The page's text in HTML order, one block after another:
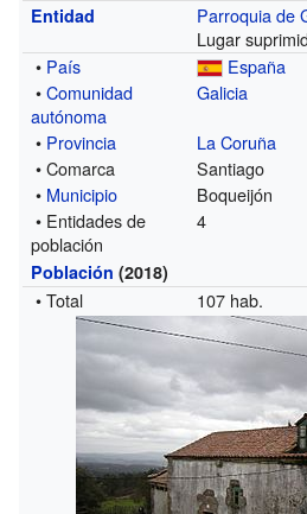
Entidad
Parroquia de
Lugar
• País
España
•Comunidad
autónoma
Galicia
• Provincia
La Coruña
• Comarca
Santiago
• Municipio
Boqueijón
• Entidades de
población
4
Población (2018)
• Total 107 hab.